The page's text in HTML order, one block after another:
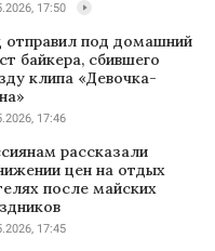
17:50
отправил под домашний
байкера, сбившего
клипа «Девочка-
17:46
рассказали
цен на отдых
после майских
17:45